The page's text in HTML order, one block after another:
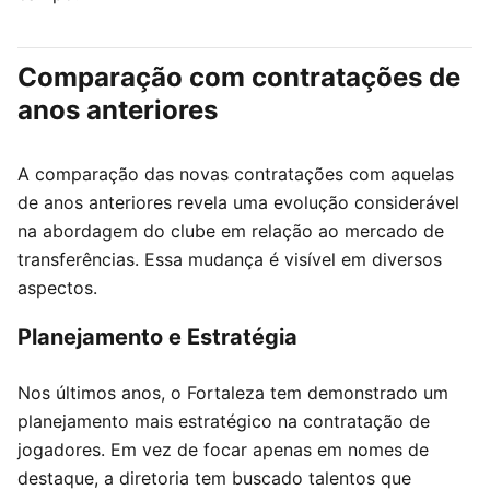
Comparação com contratações de
anos anteriores
A comparação das novas contratações com aquelas
de anos anteriores revela uma evolução considerável
na abordagem do clube em relação ao mercado de
transferências. Essa mudança é visível em diversos
aspectos.
Planejamento e Estratégia
Nos últimos anos, o Fortaleza tem demonstrado um
planejamento mais estratégico na contratação de
jogadores. Em vez de focar apenas em nomes de
destaque, a diretoria tem buscado talentos que